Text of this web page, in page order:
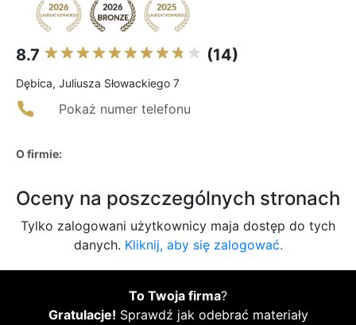
8.7 (14)
Dębica, Juliusza Słowackiego 7
Pokaż numer telefonu
O firmie:
Oceny na poszczególnych stronach
Tylko zalogowani użytkownicy maja dostęp do tych
danych. Kliknij, aby się zalogować.
To Twoja firma?
Gratulacje! Sprawdź jak odebrać materiały